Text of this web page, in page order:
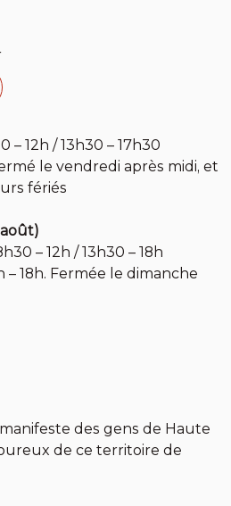
– 12h / 13h30 – 17h30
le vendredi après midi, et
fériés
– 12h / 13h30 – 18h
– 18h. Fermée le dimanche
des gens de Haute
de ce territoire de